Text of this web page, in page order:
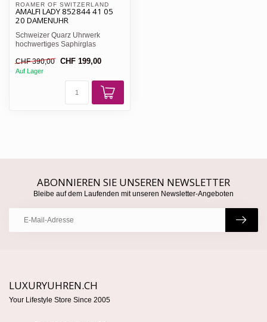
ROAMER OF SWITZERLAND
AMALFI LADY 852844 41 05
20 DAMENUHR
Schweizer Quarz Uhrwerk
hochwertiges Saphirglas
Wass...
CHF 390,00 CHF 199,00
Auf Lager
ABONNIEREN SIE UNSEREN NEWSLETTER
Bleibe auf dem Laufenden mit unseren Newsletter-Angeboten
LUXURYUHREN.CH
Your Lifestyle Store Since 2005